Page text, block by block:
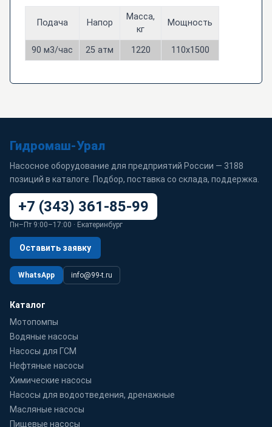
Подача Напор
Масса,
кг
Мощность
90 м3/час 25 атм 1220 110х1500
Гидромаш-Урал
Насосное оборудование для предприятий России — 3188
позиций в каталоге. Подбор, поставка со склада, поддержка.
+7 (343) 361-85-99
Пн–Пт 9:00–17:00 · Екатеринбург
Оставить заявку
WhatsApp info@99-t.ru
Каталог
Мотопомпы
Водяные насосы
Насосы для ГСМ
Нефтяные насосы
Химические насосы
Насосы для водоотведения, дренажные
Масляные насосы
Пищевые насосы